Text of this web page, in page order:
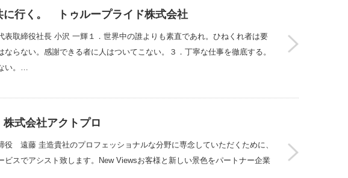
に行く。 トゥループライド株式会社
取締役社長 小沢 一輝１．世界中の誰よりも素直であれ。ひねくれ者は要
ならない。感謝できる者に人はついてこない。３．丁寧な仕事を徹底する。
い。…
式会社アクトプロ
遠藤 圭造貴社のプロフェッショナルな分野に専念していただくために、
ビスでアシスト致します。New Viewsお客様と新しい景色をパートナー企業